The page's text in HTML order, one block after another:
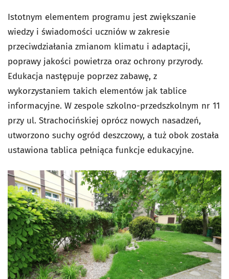
Istotnym elementem programu jest zwiększanie
wiedzy i świadomości uczniów w zakresie
przeciwdziałania zmianom klimatu i adaptacji,
poprawy jakości powietrza oraz ochrony przyrody.
Edukacja następuje poprzez zabawę, z
wykorzystaniem takich elementów jak tablice
informacyjne. W zespole szkolno-przedszkolnym nr 11
przy ul. Strachocińskiej oprócz nowych nasadzeń,
utworzono suchy ogród deszczowy, a tuż obok została
ustawiona tablica pełniąca funkcje edukacyjne.